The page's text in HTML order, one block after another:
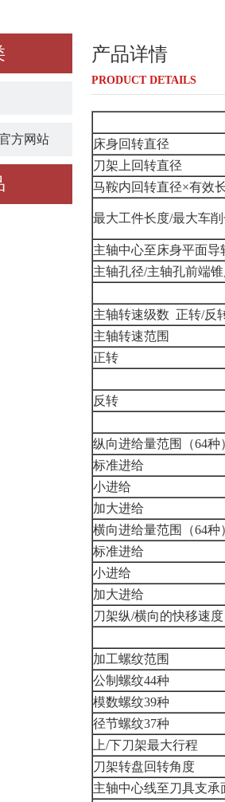
方网站
产品详情
PRODUCT DETAILS
床身回转直径
刀架上回转直径
马鞍内回转直径×有效
最大工件长度/最大车
主轴中心至床身平面导
主轴孔径/主轴孔前端
主轴转速级数 正转/反
主轴转速范围
正转
反转
纵向进给量范围（64种
标准进给
小进给
加大进给
横向进给量范围（64种
标准进给
小进给
加大进给
刀架纵/横向的快移速度
加工螺纹范围
公制螺纹44种
模数螺纹39种
径节螺纹37种
上/下刀架最大行程
刀架转盘回转角度
主轴中心线至刀具支承